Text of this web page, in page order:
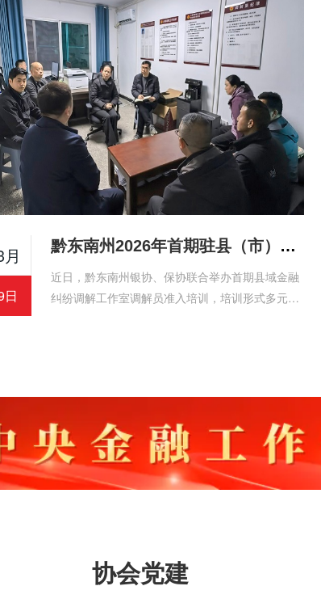
日
黔东南州2026年首期驻县（市）域金融纠纷调解工作室调解员准入培训顺利举办
近日，黔东南州银协、保协联合举办首期县域金融
纠纷调解工作室调解员准入培训，培训形式多元、
协会党建